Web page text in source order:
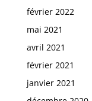
février 2022
mai 2021
avril 2021
février 2021
janvier 2021